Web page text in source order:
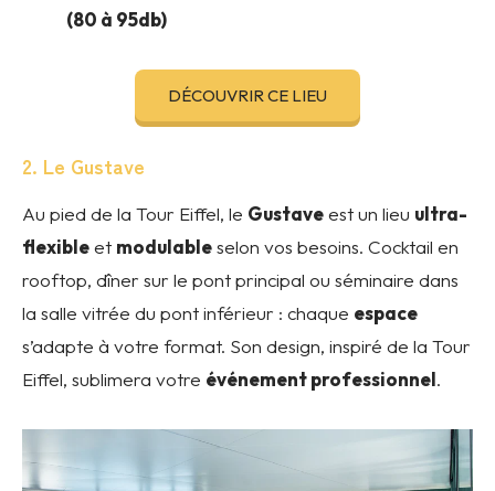
(80 à 95db)
DÉCOUVRIR CE LIEU
2. Le Gustave
Au pied de la Tour Eiffel, le Gustaveest un lieu ultra-
flexibleet modulableselon vos besoins. Cocktail en
rooftop, dîner sur le pont principal ou séminaire dans
la salle vitrée du pont inférieur : chaque espace
s’adapte à votre format. Son design, inspiré de la Tour
Eiffel, sublimera votre événement professionnel.